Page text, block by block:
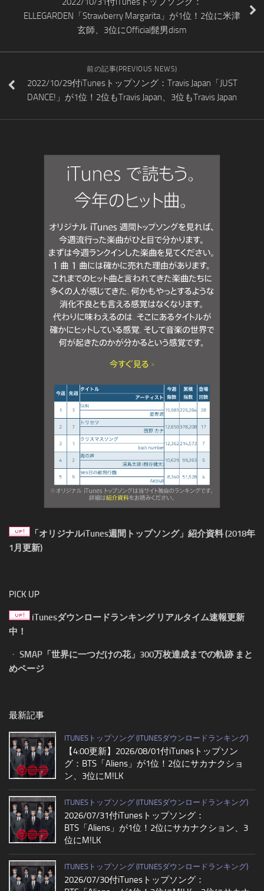
ELLEGARDEN「Strawberry Margarita」が1位！2位に米津
玄師、3位にOfficial髭男dism
前の記事(PREVIOUS NEWS)
2022/10/29付iTunesトップソング：Travis Japan「JUST
DANCE!」が1位！2位もTravis Japan、3位もTravis Japan
「オリジナルiTunes週間トップソング」紹介資料 (2018年
1月更新)
PICK UP
iTunesダウンロードランキング リアルタイム速報更新
中！
・ SMAP「世界に一つだけの花」300万枚達成までの軌跡 まと
めページ
最新記事
ITUNESトップソング (ITUNESダウンロードランキング)
【4:00更新】2026/08/01付iTunesトップソン
グ：BTS「Aliens」が1位！2位にサカナクショ
ン、3位にM!LK
ITUNESトップソング (ITUNESダウンロードランキング)
2026/07/31付iTunesトップソング：
BTS「Aliens」が1位！2位にサカナクション、3
位にM!LK
ITUNESトップソング (ITUNESダウンロードランキング)
2026/07/30付iTunesトップソング：